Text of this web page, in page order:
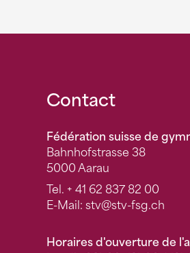
Fusszeile
Contact
Fédération suisse de
Bahnhofstrasse 38
5000 Aarau
Tel. + 41 62 837 82 00
E-Mail: stv@stv-fsg.ch
Horaires d'ouverture de